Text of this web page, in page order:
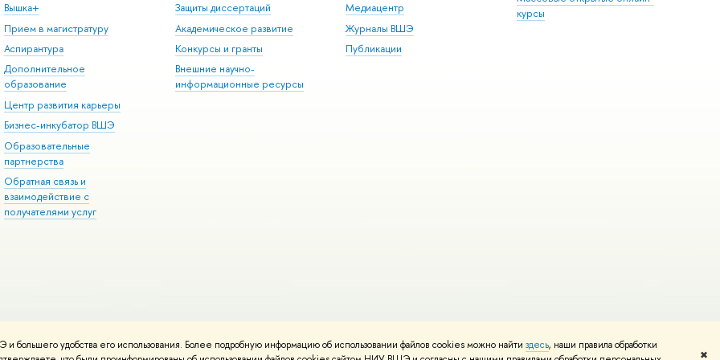
удобства его использования. Более подробную информацию об использовании файлов cookies можно найти здесь, наши правила обработки
✖
Вышка+
Прием в магистратуру
Аспирантура
Дополнительное
образование
Центр развития карьеры
Бизнес-инкубатор ВШЭ
Образовательные
партнерства
Обратная связь и
взаимодействие с
получателями услуг
Защиты диссертаций
Академическое развитие
Конкурсы и гранты
Внешние научно-
информационные ресурсы
Медиацентр
Журналы ВШЭ
Публикации
курсы
Редактору
Условия использования материалов Политика конфиденциальности Карта сайта